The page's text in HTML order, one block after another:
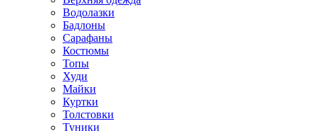
Водолазки
Бадлоны
Сарафаны
Костюмы
Топы
Худи
Майки
Куртки
Толстовки
Туники